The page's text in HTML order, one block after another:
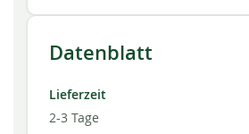
Datenblatt
Lieferzeit
2-3 Tage